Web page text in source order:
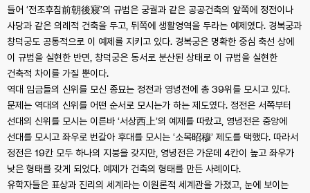
들어 ‘전조후침前朝後寢’의 규범은 궁궐과 같은 공공건축의 앞쪽에 정전이나
사당과 같은 의례적 건축을 두고, 뒤쪽에 생활영역을 두라는 예제였다. 경복궁과
창덕궁도 공통적으로 이 예제를 지키고 있다. 경복궁은 명확한 중심 축선 상에
이 규범을 실현한 반면, 창덕궁은 동서로 분산된 상태로 이 규범을 실현한
건축적 차이를 가질 뿐이다.
역대 임금들의 신위를 모신 종묘는 정전과 영녕전에 총 39위를 모시고 있다.
문제는 역대의 신위를 어떤 순서로 모시는가 하는 제도였다. 정전은 서쪽부터
선대의 신위를 모시는 이른바 ‘서상西上’의 예제를 따랐고, 영녕전은 중앙에
선대를 모시고 좌우로 번갈아 후대를 모시는 ‘소목昭穆’ 제도를 택했다. 따라서
정전은 19칸 모두 하나의 지붕을 갖지만, 영녕전은 가운데 4칸이 높고 좌우가
낮은 형태를 갖게 되었다. 예제가 건축의 형태를 만든 사례이다.
유학자들은 표상과 진리의 세계라는 이원론적 세계관을 가졌고, 눈에 보이는